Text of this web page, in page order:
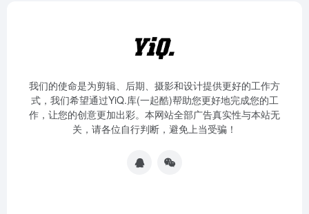
我们的使命是为剪辑、后期、摄影和设计提供更好的工作方
式，我们希望通过YiQ.库(一起酷)帮助您更好地完成您的工
作，让您的创意更加出彩。本网站全部广告真实性与本站无
关，请各位自行判断，避免上当受骗！